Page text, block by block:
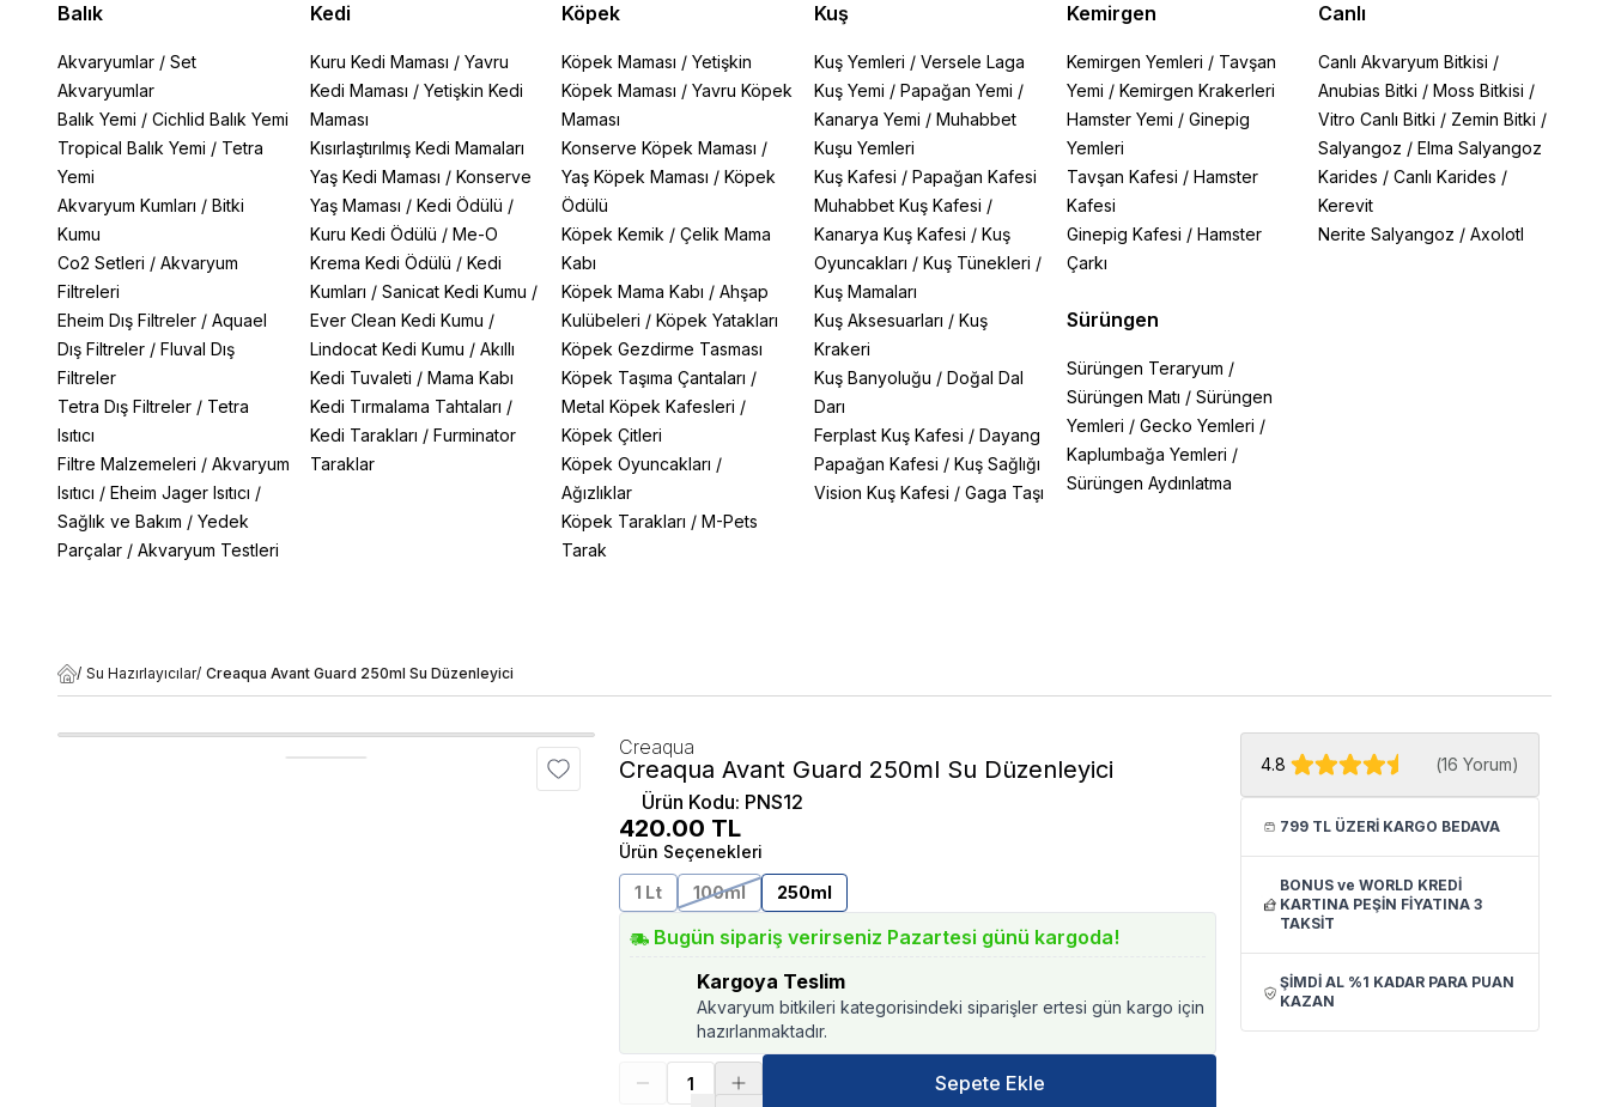
Balık
Akvaryumlar / Set
Akvaryumlar
Balık Yemi / Cichlid Balık Yemi
Tropical Balık Yemi / Tetra
Yemi
Akvaryum Kumları / Bitki
Kumu
Co2 Setleri / Akvaryum
Filtreleri
Eheim Dış Filtreler / Aquael
Dış Filtreler / Fluval Dış
Filtreler
Tetra Dış Filtreler / Tetra
Isıtıcı
Filtre Malzemeleri / Akvaryum
Isıtıcı / Eheim Jager Isıtıcı /
Sağlık ve Bakım / Yedek
Parçalar / Akvaryum Testleri
Kedi
Kuru Kedi Maması / Yavru
Kedi Maması / Yetişkin Kedi
Maması
Kısırlaştırılmış Kedi Mamaları
Yaş Kedi Maması / Konserve
Yaş Maması / Kedi Ödülü /
Kuru Kedi Ödülü / Me-O
Krema Kedi Ödülü / Kedi
Kumları / Sanicat Kedi Kumu /
Ever Clean Kedi Kumu /
Lindocat Kedi Kumu / Akıllı
Kedi Tuvaleti / Mama Kabı
Kedi Tırmalama Tahtaları /
Kedi Tarakları / Furminator
Taraklar
Köpek
Köpek Maması /Yetişkin
Köpek Maması /Yavru Köpek
Maması
Konserve Köpek Maması /
Yaş Köpek Maması /Köpek
Ödülü
Köpek Kemik /Çelik Mama
Kabı
Köpek Mama Kabı /Ahşap
Kulübeleri /Köpek Yatakları
Köpek Gezdirme Tasması
Köpek Taşıma Çantaları /
Metal Köpek Kafesleri /
Köpek Çitleri
Köpek Oyuncakları /
Ağızlıklar
Köpek Tarakları /M-Pets
Tarak
Kuş
Kuş Yemleri / Versele Laga
Kuş Yemi / Papağan Yemi /
Kanarya Yemi / Muhabbet
Kuşu Yemleri
Kuş Kafesi / Papağan Kafesi
Muhabbet Kuş Kafesi /
Kanarya Kuş Kafesi / Kuş
Oyuncakları / Kuş Tünekleri /
Kuş Mamaları
Kuş Aksesuarları / Kuş
Krakeri
Kuş Banyoluğu / Doğal Dal
Darı
Ferplast Kuş Kafesi / Dayang
Papağan Kafesi / Kuş Sağlığı
Vision Kuş Kafesi / Gaga Taşı
Kemirgen
Kemirgen Yemleri / Tavşan
Yemi / Kemirgen Krakerleri
Hamster Yemi / Ginepig
Yemleri
Tavşan Kafesi / Hamster
Kafesi
Ginepig Kafesi / Hamster
Çarkı
Sürüngen
Sürüngen Teraryum /
Sürüngen Matı / Sürüngen
Yemleri / Gecko Yemleri /
Kaplumbağa Yemleri /
Sürüngen Aydınlatma
Canlı
Canlı Akvaryum Bitkisi /
Anubias Bitki /Moss Bitkisi /
Vitro Canlı Bitki / Zemin Bitki /
Salyangoz /Elma Salyangoz
Karides /Canlı Karides /
Kerevit
Nerite Salyangoz /Axolotl
/ Su Hazırlayıcılar/ Creaqua Avant Guard 250ml Su Düzenleyici
Creaqua
Creaqua Avant Guard 250ml Su Düzenleyici
Ürün Kodu: PNS12
420.00 TL
Ürün Seçenekleri
1 Lt
100ml 250ml
Bugün sipariş verirseniz Pazartesi günü kargoda!
Kargoya Teslim
Akvaryum bitkileri kategorisindeki siparişler ertesi gün kargo için
hazırlanmaktadır.
Sepete Ekle
4.8 (16 Yorum)
799 TL ÜZERİ KARGO BEDAVA
BONUS ve WORLD KREDİ
KARTINA PEŞİN FİYATINA 3
TAKSİT
ŞİMDİ AL %1 KADAR PARA PUAN
KAZAN